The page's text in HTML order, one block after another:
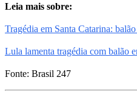
Leia mais sobre:
Tragédia em Santa Catarina:
Lula lamenta tragédia com balão
Fonte: Brasil 247